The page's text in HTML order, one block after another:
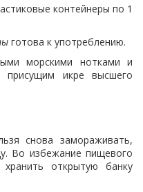
контейнеры по 1
готова к употреблению.
морскими нотками и
присущим икре высшего
снова замораживать,
Во избежание пищевого
открытую банку